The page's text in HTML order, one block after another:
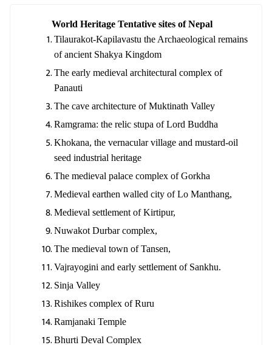
World Heritage Tentative sites of Nepal
Tilaurakot-Kapilavastu the Archaeological remains
of ancient Shakya Kingdom
The early medieval architectural complex of
Panauti
The cave architecture of Muktinath Valley
Ramgrama: the relic stupa of Lord Buddha
Khokana, the vernacular village and mustard-oil
seed industrial heritage
The medieval palace complex of Gorkha
Medieval earthen walled city of Lo Manthang,
Medieval settlement of Kirtipur,
Nuwakot Durbar complex,
The medieval town of Tansen,
Vajrayogini and early settlement of Sankhu.
Sinja Valley
Rishikes complex of Ruru
Ramjanaki Temple
Bhurti Deval Complex